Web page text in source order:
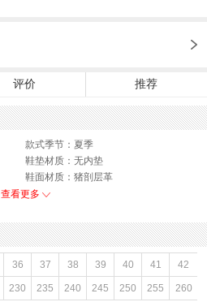
评价 推荐
款式季节：夏季
鞋垫材质：无内垫
鞋面材质：猪剖层革
参考鞋长(女)：26.5CM
性别：女子
上市时间：2026年夏季
参考鞋宽(女)：12CM
色系：粉色
流行元素：纯色
查看更多
36 37 38 39 40 41 42
230 235 240 245 250 255 260